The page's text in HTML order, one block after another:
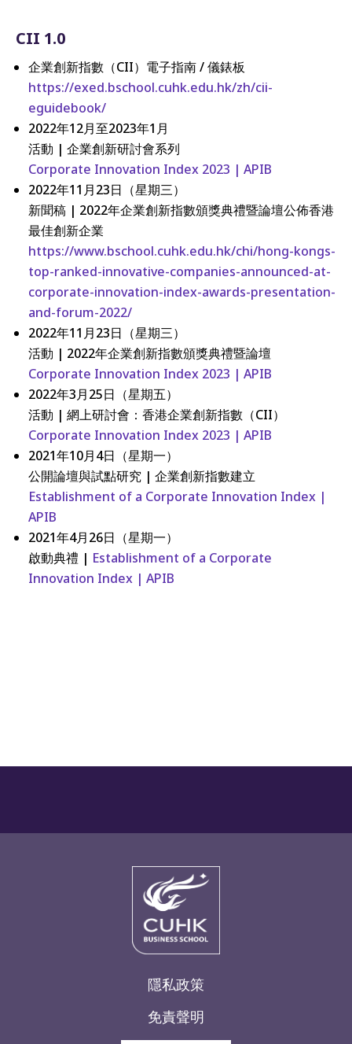
CII 1.0
企業創新指數（CII）電子指南 / 儀錶板
https://exed.bschool.cuhk.edu.hk/zh/cii-
eguidebook/
2022年12月至2023年1月
活動 | 企業創新研討會系列
Corporate Innovation Index 2023 | APIB
2022年11月23日（星期三）
新聞稿 | 2022年企業創新指數頒獎典禮暨論壇公佈香港
最佳創新企業
https://www.bschool.cuhk.edu.hk/chi/hong-kongs-
top-ranked-innovative-companies-announced-at-
corporate-innovation-index-awards-presentation-
and-forum-2022/
2022年11月23日（星期三）
活動 | 2022年企業創新指數頒獎典禮暨論壇
Corporate Innovation Index 2023 | APIB
2022年3月25日（星期五）
活動 | 網上研討會：香港企業創新指數（CII）
Corporate Innovation Index 2023 | APIB
2021年10月4日（星期一）
公開論壇與試點研究 | 企業創新指數建立
Establishment of a Corporate Innovation Index |
APIB
2021年4月26日（星期一）
啟動典禮 | Establishment of a Corporate
Innovation Index | APIB
隱私政策
免責聲明